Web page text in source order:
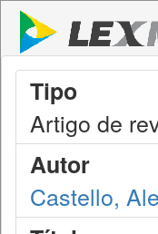
Tipo
Artigo de
Autor
Castello,